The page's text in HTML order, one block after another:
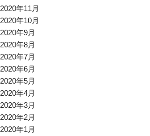
2020年11月
2020年10月
2020年9月
2020年8月
2020年7月
2020年6月
2020年5月
2020年4月
2020年3月
2020年2月
2020年1月